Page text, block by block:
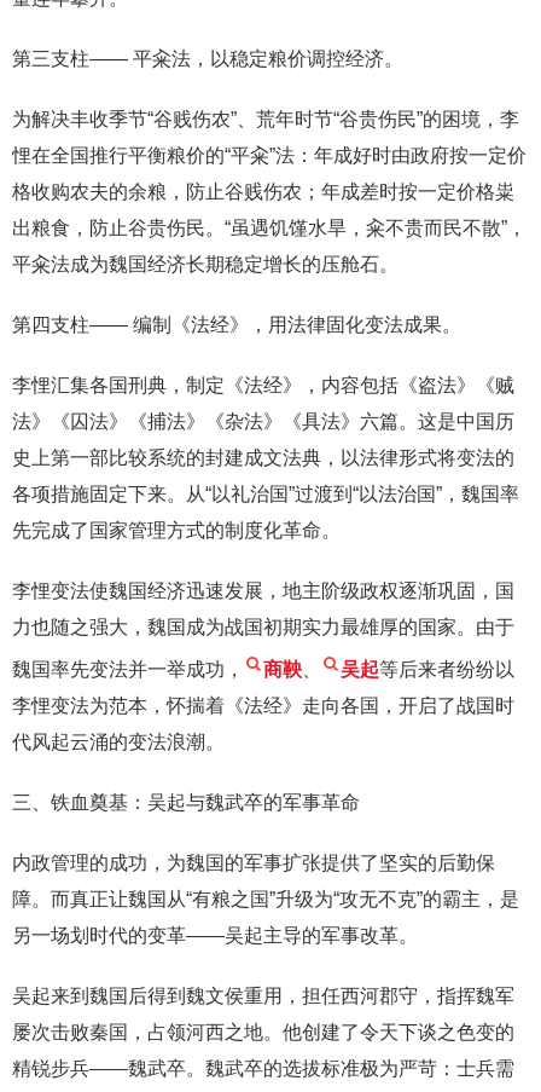
第三支柱—— 平籴法，以稳定粮价调控经济。
为解决丰收季节“谷贱伤农”、荒年时节“谷贵伤民”的困境，李
悝在全国推行平衡粮价的“平籴”法：年成好时由政府按一定价
格收购农夫的余粮，防止谷贱伤农；年成差时按一定价格粜
出粮食，防止谷贵伤民。“虽遇饥馑水旱，籴不贵而民不散”，
平籴法成为魏国经济长期稳定增长的压舱石。
第四支柱—— 编制《法经》，用法律固化变法成果。
李悝汇集各国刑典，制定《法经》，内容包括《盗法》《贼
法》《囚法》《捕法》《杂法》《具法》六篇。这是中国历
史上第一部比较系统的封建成文法典，以法律形式将变法的
各项措施固定下来。从“以礼治国”过渡到“以法治国”，魏国率
先完成了国家管理方式的制度化革命。
李悝变法使魏国经济迅速发展，地主阶级政权逐渐巩固，国
力也随之强大，魏国成为战国初期实力最雄厚的国家。由于
魏国率先变法并一举成功， 商鞅 吴起等后来者纷纷以
李悝变法为范本，怀揣着《法经》走向各国，开启了战国时
代风起云涌的变法浪潮。
三、铁血奠基：吴起与魏武卒的军事革命
内政管理的成功，为魏国的军事扩张提供了坚实的后勤保
障。而真正让魏国从“有粮之国”升级为“攻无不克”的霸主，是
另一场划时代的变革——吴起主导的军事改革。
吴起来到魏国后得到魏文侯重用，担任西河郡守，指挥魏军
屡次击败秦国，占领河西之地。他创建了令天下谈之色变的
精锐步兵——魏武卒。魏武卒的选拔标准极为严苛：士兵需